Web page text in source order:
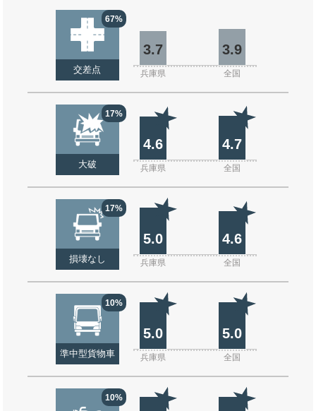
67%
交差点
3.7 3.9
兵庫県 全国
17%
大破
4.6 4.7
兵庫県 全国
17%
損壊なし
5.0 4.6
兵庫県 全国
10%
準中型貨物車
5.0 5.0
兵庫県 全国
10%